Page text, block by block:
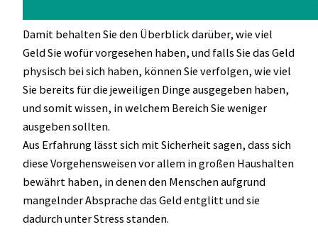
Damit behalten Sie den Überblick darüber, wie viel
Geld Sie wofür vorgesehen haben, und falls Sie das Geld
physisch bei sich haben, können Sie verfolgen, wie viel
Sie bereits für die jeweiligen Dinge ausgegeben haben,
und somit wissen, in welchem Bereich Sie weniger
ausgeben sollten.
Aus Erfahrung lässt sich mit Sicherheit sagen, dass sich
diese Vorgehensweisen vor allem in großen Haushalten
bewährt haben, in denen den Menschen aufgrund
mangelnder Absprache das Geld entglitt und sie
dadurch unter Stress standen.